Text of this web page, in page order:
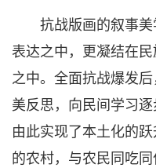
抗战版画的叙事美
表达之中，更凝结在
之中。全面抗战爆发
美反思，向民间学习逐
由此实现了本土化的
的农村，与农民同吃